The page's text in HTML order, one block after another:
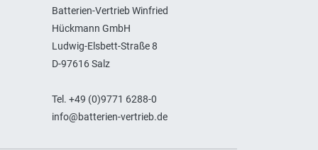
Batterien-Vertrieb Winfried
Hückmann GmbH
Ludwig-Elsbett-Straße 8
D-97616 Salz
Tel. +49 (0)9771 6288-0
info@batterien-vertrieb.de